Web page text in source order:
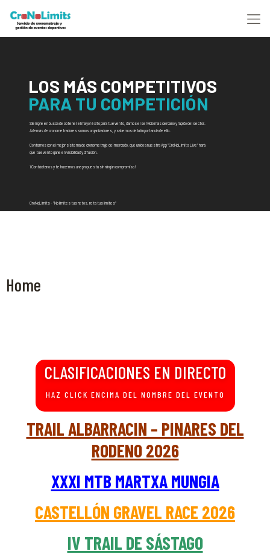
LOS MÁS COMPETITIVOS
PARA TU COMPETICIÓN
Siempre en busca de obtener el mayor éxito para tu evento, damos el servicio más cercano y rápido del sector.
Además de cronometradores somos organizadores, y sabemos de la importancia de ello.
Contamos con el mejor sistema de cronometraje del mercado, que unido a nuestra App "CroNoLimits Live" hará
que tu evento gane en visibilidad y difusión.
¡Contáctanos y te hacemos una propuesta sin ningún compromiso!
CroNoLimits - "No limites tus retos, reta tus límites"
Home
CLASIFICACIONES EN DIRECTO
HAZ CLICK ENCIMA DEL NOMBRE DEL EVENTO
TRAIL ALBARRACIN – PINARES DEL
RODENO 2026
XXXI MTB MARTXA MUNGIA
CASTELLÓN GRAVEL RACE 2026
IV TRAIL DE SÁSTAGO